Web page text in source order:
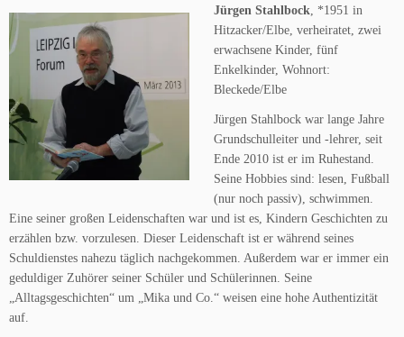
Jürgen Stahlbock , *1951 in
Hitzacker/Elbe, verheiratet, zwei
erwachsene Kinder, fünf
Enkelkinder, Wohnort:
Bleckede/Elbe
Jürgen Stahlbock war lange Jahre
Grundschulleiter und -lehrer, seit
Ende 2010 ist er im Ruhestand.
Seine Hobbies sind: lesen, Fußball
(nur noch passiv), schwimmen.
Eine seiner großen Leidenschaften war und ist es, Kindern Geschichten zu
erzählen bzw. vorzulesen. Dieser Leidenschaft ist er während seines
Schuldienstes nahezu täglich nachgekommen. Außerdem war er immer ein
geduldiger Zuhörer seiner Schüler und Schülerinnen. Seine
„Alltagsgeschichten“ um „Mika und Co.“ weisen eine hohe Authentizität
auf.